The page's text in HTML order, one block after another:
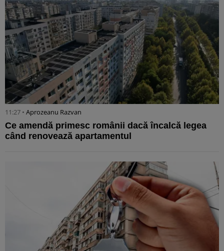
11:27 • Aprozeanu Razvan
Ce amendă primesc românii dacă încalcă legea
când renovează apartamentul